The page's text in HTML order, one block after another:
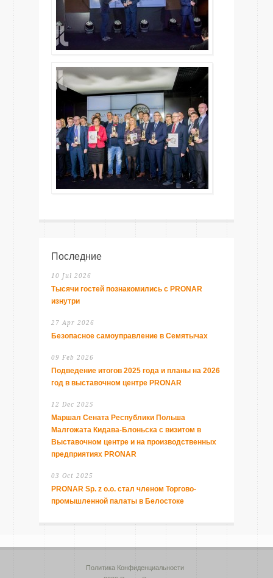
Последние
10 Jul 2026
Тысячи гостей познакомились с PRONAR
изнутри
27 Apr 2026
Безопасное самоуправление в Семятычах
09 Feb 2026
Подведение итогов 2025 года и планы на 2026
год в выставочном центре PRONAR
12 Dec 2025
Маршал Сената Республики Польша
Малгожата Кидава-Блоньска с визитом в
Выставочном центре и на производственных
предприятиях PRONAR
03 Oct 2025
PRONAR Sp. z o.o. стал членом Торгово-
промышленной палаты в Белостоке
Политика Конфиденциальности